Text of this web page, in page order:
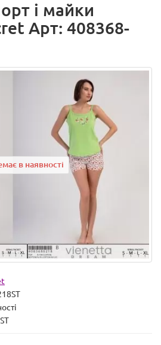
і майки
Арт: 408368-
в наявності